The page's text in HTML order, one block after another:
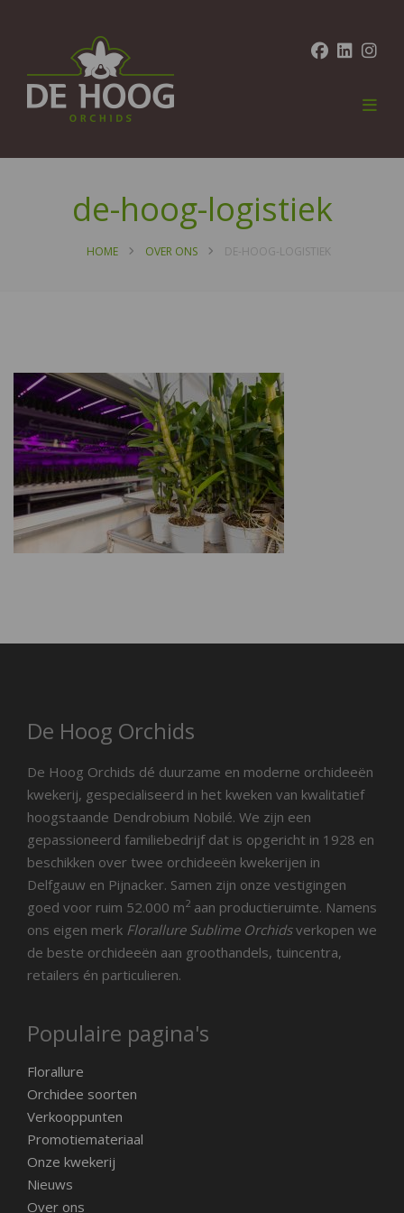
de-hoog-logistiek
HOME OVER ONS DE-HOOG-LOGISTIEK
De Hoog Orchids
De Hoog Orchids dé duurzame en moderne orchideeën
kwekerij, gespecialiseerd in het kweken van kwalitatief
hoogstaande Dendrobium Nobilé. We zijn een
gepassioneerd familiebedrijf dat is opgericht in 1928 en
beschikken over twee orchideeën kwekerijen in
Delfgauw en Pijnacker. Samen zijn onze vestigingen
goed voor ruim 52.000 m2 aan productieruimte. Namens
ons eigen merk Florallure Sublime Orchidsverkopen we
de beste orchideeën aan groothandels, tuincentra,
retailers én particulieren.
Populaire pagina's
Florallure
Orchidee soorten
Verkooppunten
Promotiemateriaal
Onze kwekerij
Nieuws
Over ons